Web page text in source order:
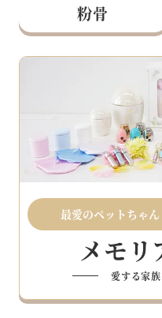
粉骨
最愛のペットちゃ
メモリ
愛する家